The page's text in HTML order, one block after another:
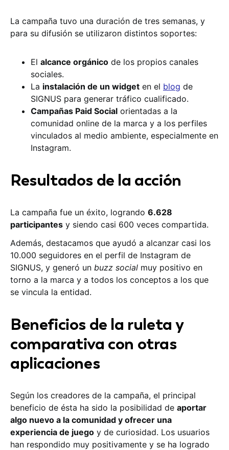
La campaña tuvo una duración de tres semanas, y
para su difusión se utilizaron distintos soportes:
El alcance orgánico de los propios canales
sociales.
La instalación de un widget en el blog de
SIGNUS para generar tráfico cualificado.
Campañas Paid Social orientadas a la
comunidad online de la marca y a los perfiles
vinculados al medio ambiente, especialmente en
Instagram.
Resultados de la acción
La campaña fue un éxito, logrando 6.628
participantes y siendo casi 600 veces compartida.
Además, destacamos que ayudó a alcanzar casi los
10.000 seguidores en el perfil de Instagram de
SIGNUS, y generó un buzz social muy positivo en
torno a la marca y a todos los conceptos a los que
se vincula la entidad.
Beneficios de la ruleta y
comparativa con otras
aplicaciones
Según los creadores de la campaña, el principal
beneficio de ésta ha sido la posibilidad de aportar
algo nuevo a la comunidad y ofrecer una
experiencia de juego y de curiosidad. Los usuarios
han respondido muy positivamente y se ha logrado